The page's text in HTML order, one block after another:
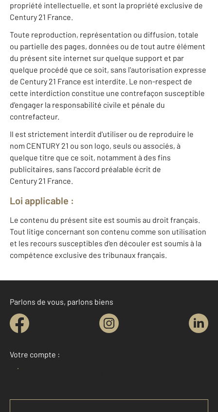
propriété intellectuelle, et sont la propriété exclusive de
Century 21 France.
Toute reproduction, représentation ou diffusion, totale
ou partielle des pages, données ou de tout autre élément
du présent site internet sur quelque support et par
quelque procédé que ce soit, sans l'autorisation expresse
de Century 21 France est interdite. Le non-respect de
cette interdiction constitue une contrefaçon susceptible
d'engager la responsabilité civile et pénale du
contrefacteur.
Il est strictement interdit d'utiliser ou de reproduire le
nom CENTURY 21 ou son logo, seuls ou associés, à
quelque titre que ce soit, notamment à des fins
publicitaires, sans l'accord préalable écrit de
Century 21 France.
Loi applicable :
Le contenu du présent site est soumis au droit français.
Tout litige concernant son contenu comme son utilisation
et les recours susceptibles d'en découler est soumis à la
compétence exclusive des tribunaux français.
Parlons de vous, parlons biens
Votre compte :